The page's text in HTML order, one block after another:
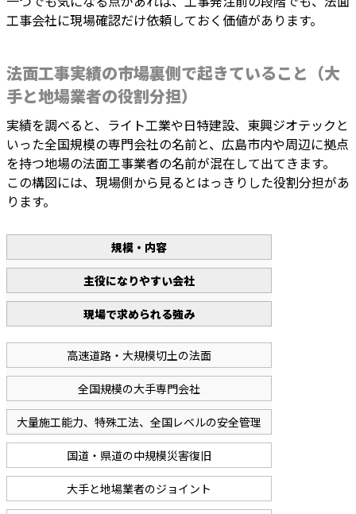
工事会社に現場確認だけ依頼しておく価値があります。
法面工事実績の市場裏側で起きていること（大
手と地場業者の役割分担）
実績を調べると、ライト工業や日特建設、東興ジオテックと
いった全国規模の専門会社の名前と、広島市内や周辺に拠点
を持つ地場の法面工事業者の名前が混在して出てきます。
この構図には、現場側から見るとはっきりした役割分担があ
ります。
規模・内容
主役になりやすい会社
現場で求められる強み
高速道路・大規模切土の法面
全国規模の大手専門会社
大量施工能力、特殊工法、全国レベルの安全管理
国道・県道の中規模災害復旧
大手と地場業者のジョイント